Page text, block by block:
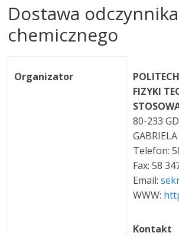
Dostawa odczynnika
chemicznego
Organizator
FIZYKI
80-233
Telefon:
Fax: 58
Email:
WWW:
Kontakt